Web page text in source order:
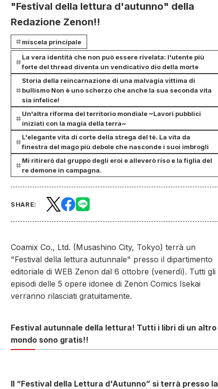
"Festival della lettura d'autunno" della
Redazione Zenon!!
miscela principale
La vera identità che non può essere rivelata: l'utente più
forte del thread diventa un vendicativo dio della morte
Storia della reincarnazione di una malvagia vittima di
bullismo Non è uno scherzo che anche la sua seconda vita
sia infelice!
Un'altra riforma del territorio mondiale ~Lavori pubblici
iniziati con la magia della terra~
L'elegante vita di corte della strega del tè. La vita da
finestra del mago più debole che nasconde i suoi imbrogli
Mi ritirerò dal gruppo degli eroi e alleverò riso e la figlia del
re demone in campagna.
SHARE:
Coamix Co., Ltd. (Musashino City, Tokyo) terrà un
"Festival della lettura autunnale" presso il dipartimento
editoriale di WEB Zenon dal 6 ottobre (venerdì). Tutti gli
episodi delle 5 opere idonee di Zenon Comics Isekai
verranno rilasciati gratuitamente.
Festival autunnale della lettura! Tutti i libri di un altro
mondo sono gratis!!
Il “Festival della Lettura d'Autunno” si terrà presso la